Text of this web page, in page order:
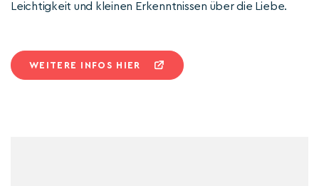
Leichtigkeit und kleinen Erkenntnissen über die Liebe.
WEITERE INFOS HIER